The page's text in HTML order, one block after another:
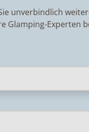
unverbindlich
Glamping-Experten